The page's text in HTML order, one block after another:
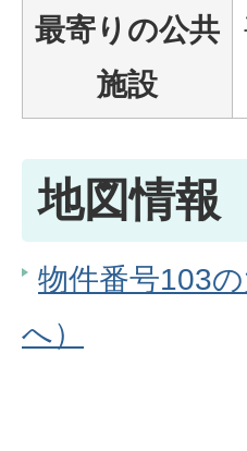
最寄りの公共
施設
地図情報
物件番号103
へ）